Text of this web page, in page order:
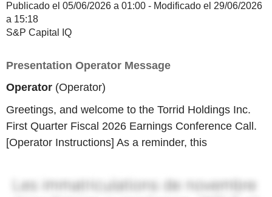
Publicado el 05/06/2026 a 01:00 - Modificado el 29/06/2026
a 15:18
S&P Capital IQ
Presentation Operator Message
Operator (Operator)
Greetings, and welcome to the Torrid Holdings Inc.
First Quarter Fiscal 2026 Earnings Conference Call.
[Operator Instructions] As a reminder, this